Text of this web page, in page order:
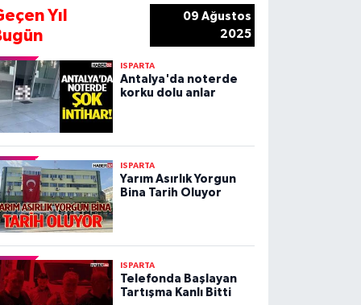
Yıl
09 Ağustos
2025
ISPARTA
Antalya'da noterde
korku dolu anlar
ISPARTA
Yarım Asırlık Yorgun
Bina Tarih Oluyor
ISPARTA
Telefonda Başlayan
Tartışma Kanlı Bitti